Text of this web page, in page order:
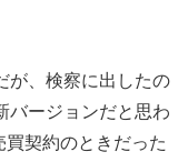
が、検察に出したの
バージョンだと思わ
契約のときだった